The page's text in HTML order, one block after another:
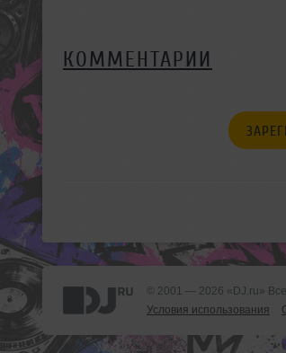
КОММЕНТАРИИ
© 2001 — 2026 «DJ.ru»
Условия использования